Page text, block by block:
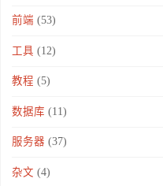
前端 (53)
工具 (12)
教程 (5)
数据库 (11)
服务器 (37)
杂文 (4)